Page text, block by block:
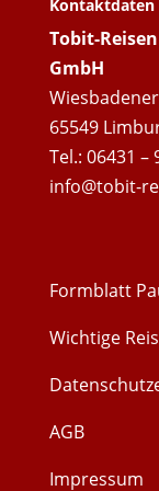
Kontaktdaten
Tobit-
GmbH
65549
Tel.: 06431 –
info@tobit-
Formblatt
Wichtige
AGB
Impressum